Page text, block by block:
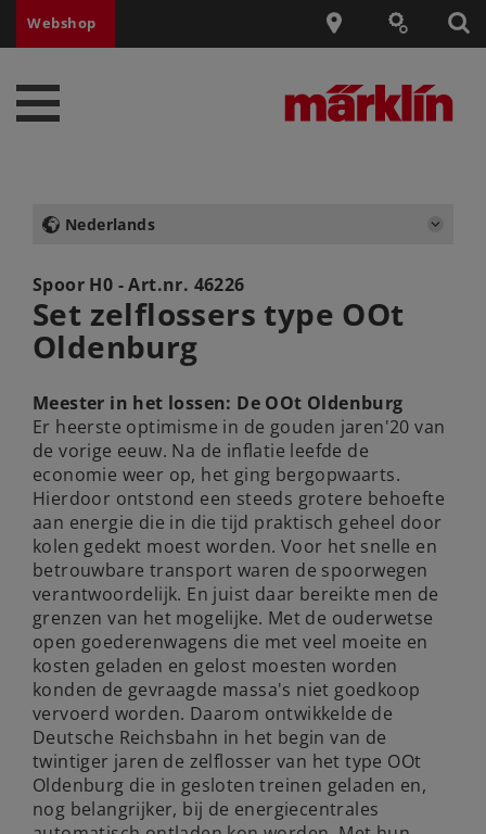
Webshop
Nederlands
Spoor H0 - Art.nr. 46226
Set zelflossers type OOt
Oldenburg
Meester in het lossen: De OOt Oldenburg
Er heerste optimisme in de gouden jaren'20 van
de vorige eeuw. Na de inflatie leefde de
economie weer op, het ging bergopwaarts.
Hierdoor ontstond een steeds grotere behoefte
aan energie die in die tijd praktisch geheel door
kolen gedekt moest worden. Voor het snelle en
betrouwbare transport waren de spoorwegen
verantwoordelijk. En juist daar bereikte men de
grenzen van het mogelijke. Met de ouderwetse
open goederenwagens die met veel moeite en
kosten geladen en gelost moesten worden
konden de gevraagde massa's niet goedkoop
vervoerd worden. Daarom ontwikkelde de
Deutsche Reichsbahn in het begin van de
twintiger jaren de zelflosser van het type OOt
Oldenburg die in gesloten treinen geladen en,
nog belangrijker, bij de energiecentrales